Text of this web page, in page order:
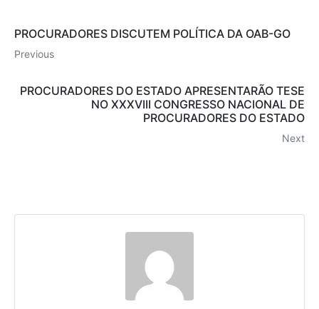
PROCURADORES DISCUTEM POLÍTICA DA OAB-GO
Previous
PROCURADORES DO ESTADO APRESENTARÃO TESE
NO XXXVIII CONGRESSO NACIONAL DE
PROCURADORES DO ESTADO
Next